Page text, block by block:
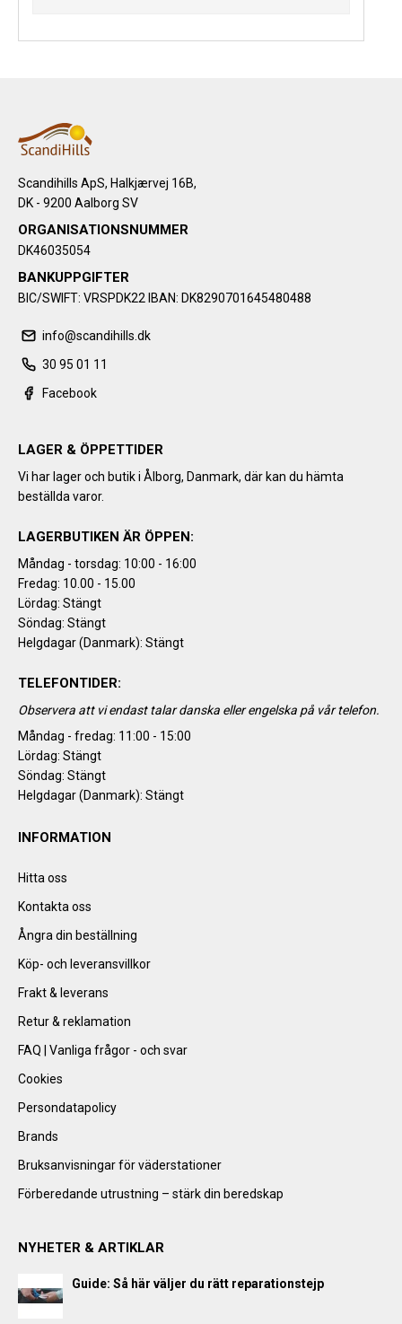
Scandihills ApS, Halkjærvej 16B,
DK - 9200 Aalborg SV
ORGANISATIONSNUMMER
DK46035054
BANKUPPGIFTER
BIC/SWIFT: VRSPDK22 IBAN: DK8290701645480488
info@scandihills.dk
30 95 01 11
Facebook
LAGER & ÖPPETTIDER
Vi har lager och butik i Ålborg, Danmark, där kan du hämta
beställda varor.
LAGERBUTIKEN ÄR ÖPPEN:
Måndag - torsdag: 10:00 - 16:00
Fredag: 10.00 - 15.00
Lördag: Stängt
Söndag: Stängt
Helgdagar (Danmark): Stängt
TELEFONTIDER:
Observera att vi endast talar danska eller engelska på vår telefon.
Måndag - fredag: 11:00 - 15:00
Lördag: Stängt
Söndag: Stängt
Helgdagar (Danmark): Stängt
INFORMATION
Hitta oss
Kontakta oss
Ångra din beställning
Köp- och leveransvillkor
Frakt & leverans
Retur & reklamation
FAQ | Vanliga frågor - och svar
Cookies
Persondatapolicy
Brands
Bruksanvisningar för väderstationer
Förberedande utrustning – stärk din beredskap
NYHETER & ARTIKLAR
Guide: Så här väljer du rätt reparationstejp